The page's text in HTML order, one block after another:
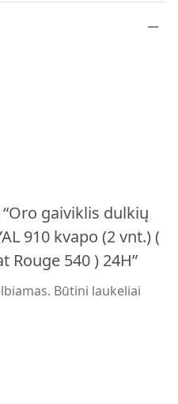
gaiviklis dulkių
910 kvapo (2 vnt.) (
Rouge 540 ) 24H”
Būtini laukeliai